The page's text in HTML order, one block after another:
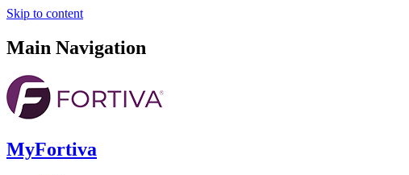
Skip to content
Main Navigation
MyFortiva